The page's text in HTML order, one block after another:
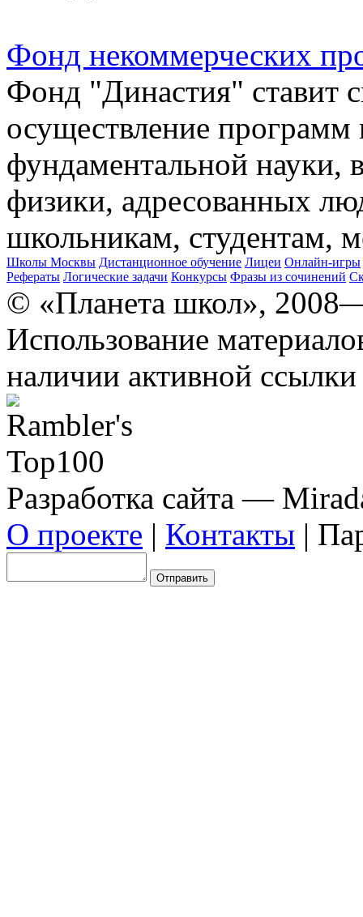
Фонд некоммерческих
Фонд "Династия" ставит
осуществление
фундаментальной науки,
физики, адресованных
школьникам, студентам,
Школы Москвы Дистанционное обучение Лицеи Онлайн-игры
Рефераты Логические задачи Конкурсы Фразы из сочинений
© «Планета школ»,
Использование
наличии активной
Разработка сайта —
О проекте | Контакты |